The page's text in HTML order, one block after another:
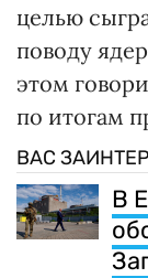
целью
поводу
этом
по итогам
ВАС
В